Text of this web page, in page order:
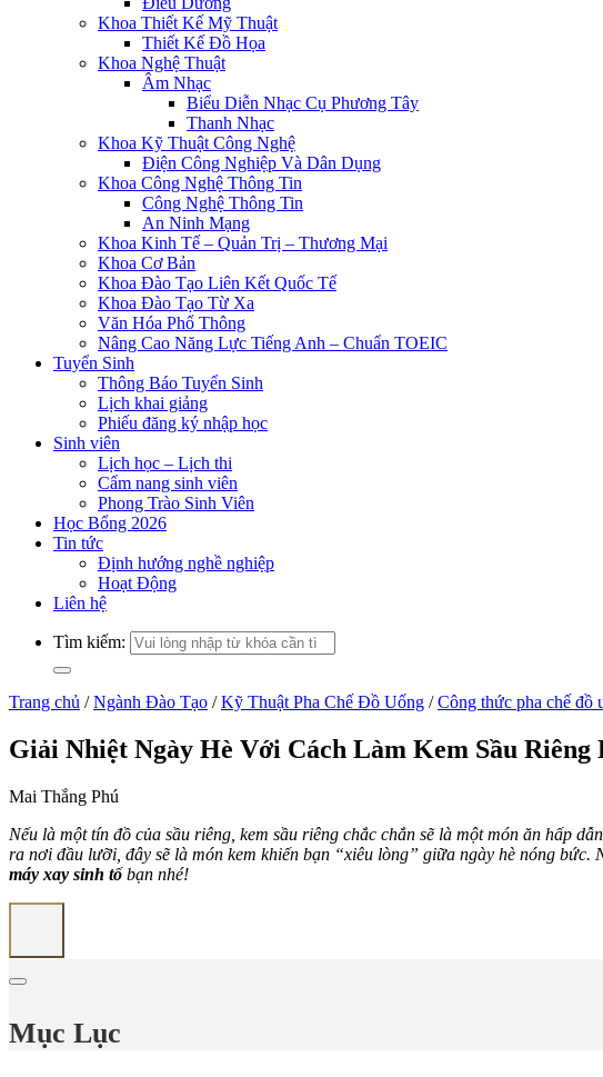
Khoa Thiết Kế Mỹ Thuật
Thiết Kế Đồ Họa
Khoa Nghệ Thuật
Âm Nhạc
Biểu Diễn Nhạc Cụ Phương Tây
Thanh Nhạc
Khoa Kỹ Thuật Công Nghệ
Điện Công Nghiệp Và Dân Dụng
Khoa Công Nghệ Thông Tin
Công Nghệ Thông Tin
An Ninh Mạng
Khoa Kinh Tế – Quản Trị – Thương Mại
Khoa Cơ Bản
Khoa Đào Tạo Liên Kết Quốc Tế
Khoa Đào Tạo Từ Xa
Văn Hóa Phổ Thông
Nâng Cao Năng Lực Tiếng Anh – Chuẩn TOEIC
Tuyển Sinh
Thông Báo Tuyển Sinh
Lịch khai giảng
Phiếu đăng ký nhập học
Sinh viên
Lịch học – Lịch thi
Cẩm nang sinh viên
Phong Trào Sinh Viên
Học Bổng 2026
Tin tức
Định hướng nghề nghiệp
Hoạt Động
Liên hệ
Tìm kiếm:
Trang chủ / Ngành Đào Tạo / Kỹ Thuật Pha Chế Đồ Uống / Công thức pha chế đồ
Giải Nhiệt Ngày Hè Với Cách Làm Kem Sầu Riêng
Mai Thắng Phú
Nếu là một tín đồ của sầu riêng, kem sầu riêng chắc chắn sẽ là một món ăn hấp
ra nơi đầu lưỡi đây sẽ là món kem khiến bạn “xiêu lòng” giữa ngày hè nóng bức.
máy xay sinh tốbạn nhé!
Mục Lục